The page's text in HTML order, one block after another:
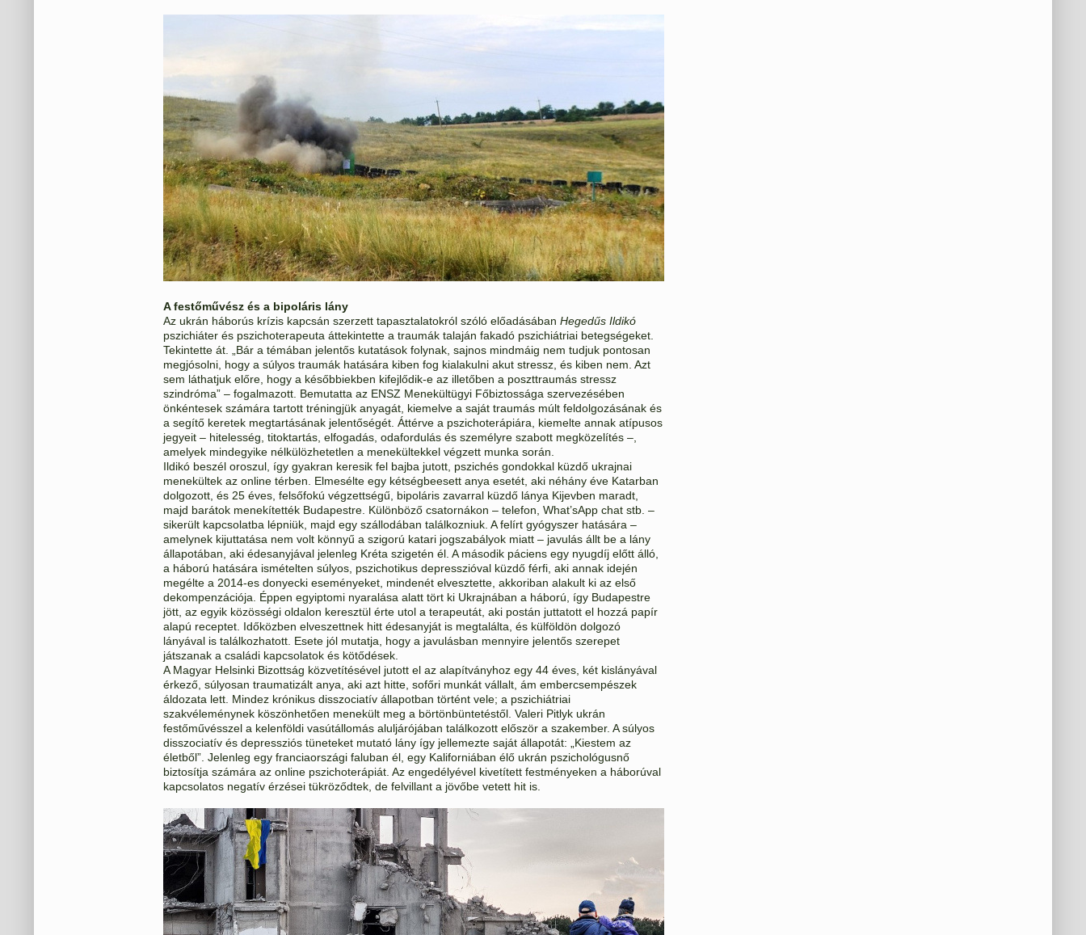
A festőművész és a bipoláris lány
Az ukrán háborús krízis kapcsán szerzett tapasztalatokról szóló előadásában Hegedűs Ildikó
pszichiáter és pszichoterapeuta áttekintette a traumák talaján fakadó pszichiátriai betegségeket.
Tekintette át. „Bár a témában jelentős kutatások folynak, sajnos mindmáig nem tudjuk pontosan
megjósolni, hogy a súlyos traumák hatására kiben fog kialakulni akut stressz, és kiben nem. Azt
sem láthatjuk előre, hogy a későbbiekben kifejlődik-e az illetőben a poszttraumás stressz
szindróma” – fogalmazott. Bemutatta az ENSZ Menekültügyi Főbiztossága szervezésében
önkéntesek számára tartott tréningjük anyagát, kiemelve a saját traumás múlt feldolgozásának és
a segítő keretek megtartásának jelentőségét. Áttérve a pszichoterápiára, kiemelte annak atípusos
jegyeit – hitelesség, titoktartás, elfogadás, odafordulás és személyre szabott megközelítés –,
amelyek mindegyike nélkülözhetetlen a menekültekkel végzett munka során.
Ildikó beszél oroszul, így gyakran keresik fel bajba jutott, pszichés gondokkal küzdő ukrajnai
menekültek az online térben. Elmesélte egy kétségbeesett anya esetét, aki néhány éve Katarban
dolgozott, és 25 éves, felsőfokú végzettségű, bipoláris zavarral küzdő lánya Kijevben maradt,
majd barátok menekítették Budapestre. Különböző csatornákon – telefon, What’sApp chat stb. –
sikerült kapcsolatba lépniük, majd egy szállodában találkozniuk. A felírt gyógyszer hatására –
amelynek kijuttatása nem volt könnyű a szigorú katari jogszabályok miatt – javulás állt be a lány
állapotában, aki édesanyjával jelenleg Kréta szigetén él. A második páciens egy nyugdíj előtt álló,
a háború hatására ismételten súlyos, pszichotikus depresszióval küzdő férfi, aki annak idején
megélte a 2014-es donyecki eseményeket, mindenét elvesztette, akkoriban alakult ki az első
dekompenzációja. Éppen egyiptomi nyaralása alatt tört ki Ukrajnában a háború, így Budapestre
jött, az egyik közösségi oldalon keresztül érte utol a terapeutát, aki postán juttatott el hozzá papír
alapú receptet. Időközben elveszettnek hitt édesanyját is megtalálta, és külföldön dolgozó
lányával is találkozhatott. Esete jól mutatja, hogy a javulásban mennyire jelentős szerepet
játszanak a családi kapcsolatok és kötődések.
A Magyar Helsinki Bizottság közvetítésével jutott el az alapítványhoz egy 44 éves, két kislányával
érkező, súlyosan traumatizált anya, aki azt hitte, sofőri munkát vállalt, ám embercsempészek
áldozata lett. Mindez krónikus disszociatív állapotban történt vele; a pszichiátriai
szakvéleménynek köszönhetően menekült meg a börtönbüntetéstől. Valeri Pitlyk ukrán
festőművésszel a kelenföldi vasútállomás aluljárójában találkozott először a szakember. A súlyos
disszociatív és depressziós tüneteket mutató lány így jellemezte saját állapotát: „Kiestem az
életből”. Jelenleg egy franciaországi faluban él, egy Kaliforniában élő ukrán pszichológusnő
biztosítja számára az online pszichoterápiát. Az engedélyével kivetített festményeken a háborúval
kapcsolatos negatív érzései tükröződtek, de felvillant a jövőbe vetett hit is.